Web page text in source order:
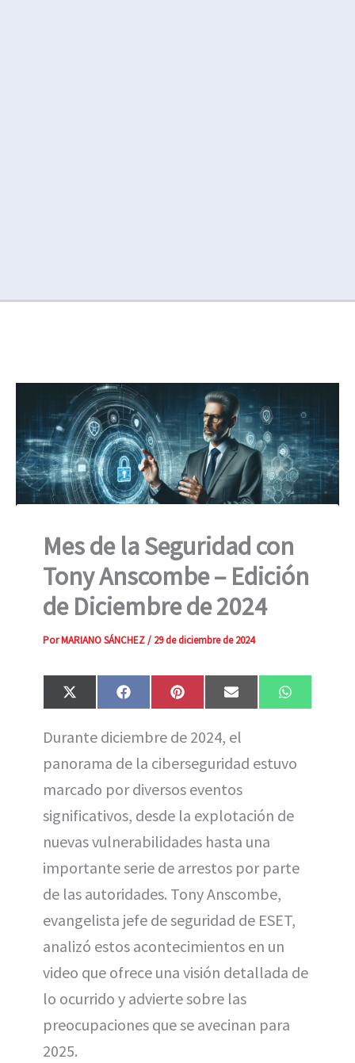
Mes de la Seguridad con
Tony Anscombe – Edición
de Diciembre de 2024
PorMARIANO SÁNCHEZ/ 29 de diciembre de 2024
Compartir
en
X
(
w
t
t
e
r
)
Compartir
en
F
a
e
o
o
k
Compartir
en
P
i
t
r
e
s
t
Compartir
en
E
m
i
Compartir
en
W
h
A
p
Durante diciembre de 2024, el
panorama de la ciberseguridad estuvo
marcado por diversos eventos
significativos, desde la explotación de
nuevas vulnerabilidades hasta una
importante serie de arrestos por parte
de las autoridades. Tony Anscombe,
evangelista jefe de seguridad de ESET,
analizó estos acontecimientos en un
video que ofrece una visión detallada de
lo ocurrido y advierte sobre las
preocupaciones que se avecinan para
2025.